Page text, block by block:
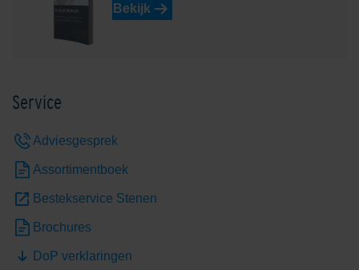
Bekijk
Service
Adviesgesprek
Assortimentboek
Bestekservice Stenen
Brochures
DoP verklaringen